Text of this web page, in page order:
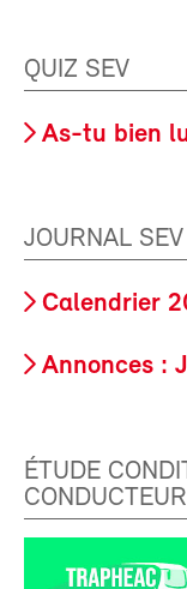
QUIZ SEV
As-tu bien
JOURNAL SEV
Calendrier
Annonces :
ÉTUDE